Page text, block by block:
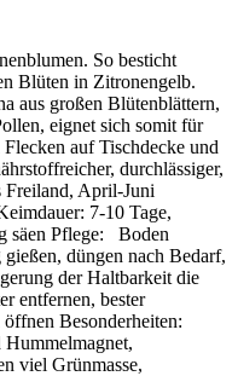
So besticht
Blüten in Zitronengelb.
aus großen Blütenblättern,
eignet sich somit für
auf Tischdecke und
durchlässiger,
April-Juni
7-10 Tage,
säen Pflege: Boden
düngen nach Bedarf,
der Haltbarkeit die
entfernen, bester
Besonderheiten:
viel Grünmasse,